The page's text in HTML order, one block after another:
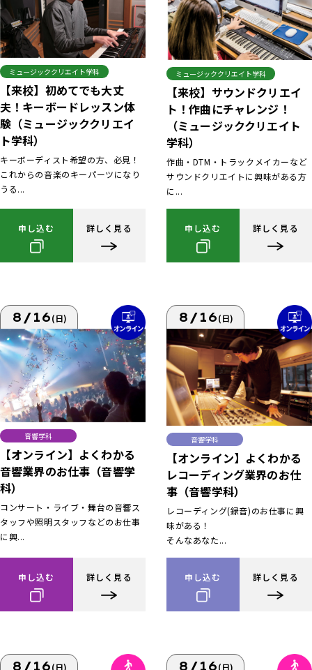
ミュージッククリエイト学科
【来校】初めてでも大丈
夫！キーボードレッスン体
験（ミュージッククリエイ
ト学科）
キーボーディスト希望の方、必見！
これからの音楽のキーパーツになり
うる...
申し込む 詳しく見る
ミュージッククリエイト学科
【来校】サウンドクリエイ
ト！作曲にチャレンジ！
（ミュージッククリエイト
学科）
作曲・DTM・トラックメイカーなど
サウンドクリエイトに興味がある方
に...
申し込む 詳しく見る
8/16(日)
音響学科
【オンライン】よくわかる
音響業界のお仕事（音響学
科）
コンサート・ライブ・舞台の音響ス
タッフや照明スタッフなどのお仕事
に興...
申し込む 詳しく見る
8/16(日)
音響学科
【オンライン】よくわかる
レコーディング業界のお仕
事（音響学科）
レコーディング(録音)のお仕事に興
味がある！
そんなあなた...
申し込む 詳しく見る
8/16(日) 8/16(日)